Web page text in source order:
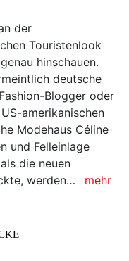
der
Touristenlook
hinschauen.
deutsche
Blogger oder
amerikanischen
Modehaus Céline
und Felleinlage
die neuen
werden…
mehr